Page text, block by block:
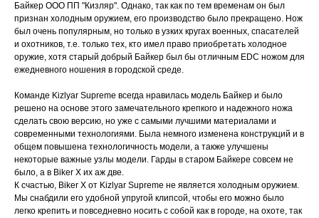
Байкер ООО ПП "Кизляр". Однако, так как по тем временам он был
признан холодным оружием, его производство было прекращено. Нож
был очень популярным, но только в узких кругах военных, спасателей
и охотников, т.е. только тех, кто имел право приобретать холодное
оружие, хотя старый добрый Байкер был бы отличным EDC ножом для
ежедневного ношения в городской среде.
Команде Kizlyar Supreme всегда нравилась модель Байкер и было
решено на основе этого замечательного крепкого и надежного ножа
сделать свою версию, но уже с самыми лучшими материалами и
современными технологиями. Была немного изменена конструкций и в
общем повышена технологичность модели, а также улучшены
некоторые важные узлы модели. Гарды в старом Байкере совсем не
было, а в Biker X их аж две.
К счастью, Biker X от Kizlyar Supreme не является холодным оружием.
Мы снабдили его удобной упругой клипсой, чтобы его можно было
легко крепить и повседневно носить с собой как в городе, на охоте, так